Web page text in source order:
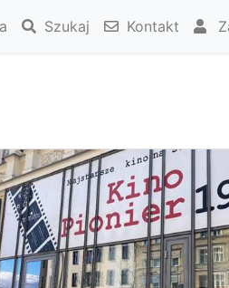
Szukaj Kontakt